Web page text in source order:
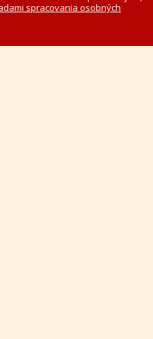
spracovania osobných